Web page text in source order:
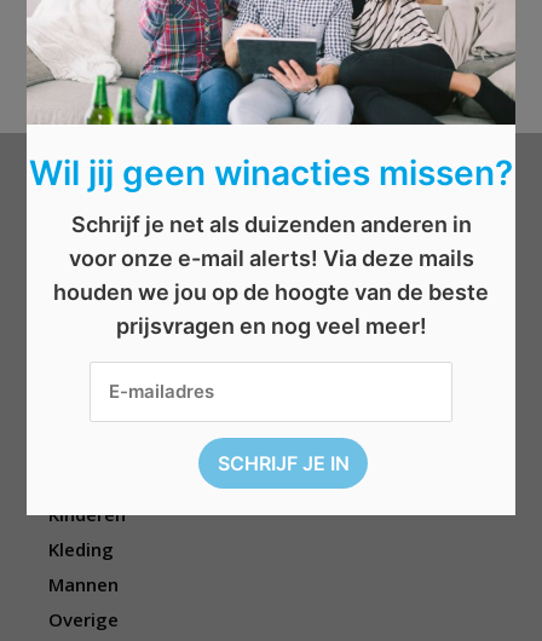
Categorieën
Beauty
Boeken
Kinderen
Kleding
Mannen
Overige
Wil jij geen winacties missen?
Schrijf je net als duizenden anderen in
voor onze e-mail alerts! Via deze mails
houden we jou op de hoogte van de beste
prijsvragen en nog veel meer!